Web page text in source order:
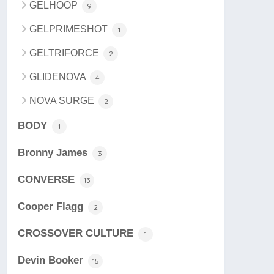
GELHOOP 9
GELPRIMESHOT 1
GELTRIFORCE 2
GLIDENOVA 4
NOVA SURGE 2
BODY 1
Bronny James 3
CONVERSE 13
Cooper Flagg 2
CROSSOVER CULTURE 1
Devin Booker 15